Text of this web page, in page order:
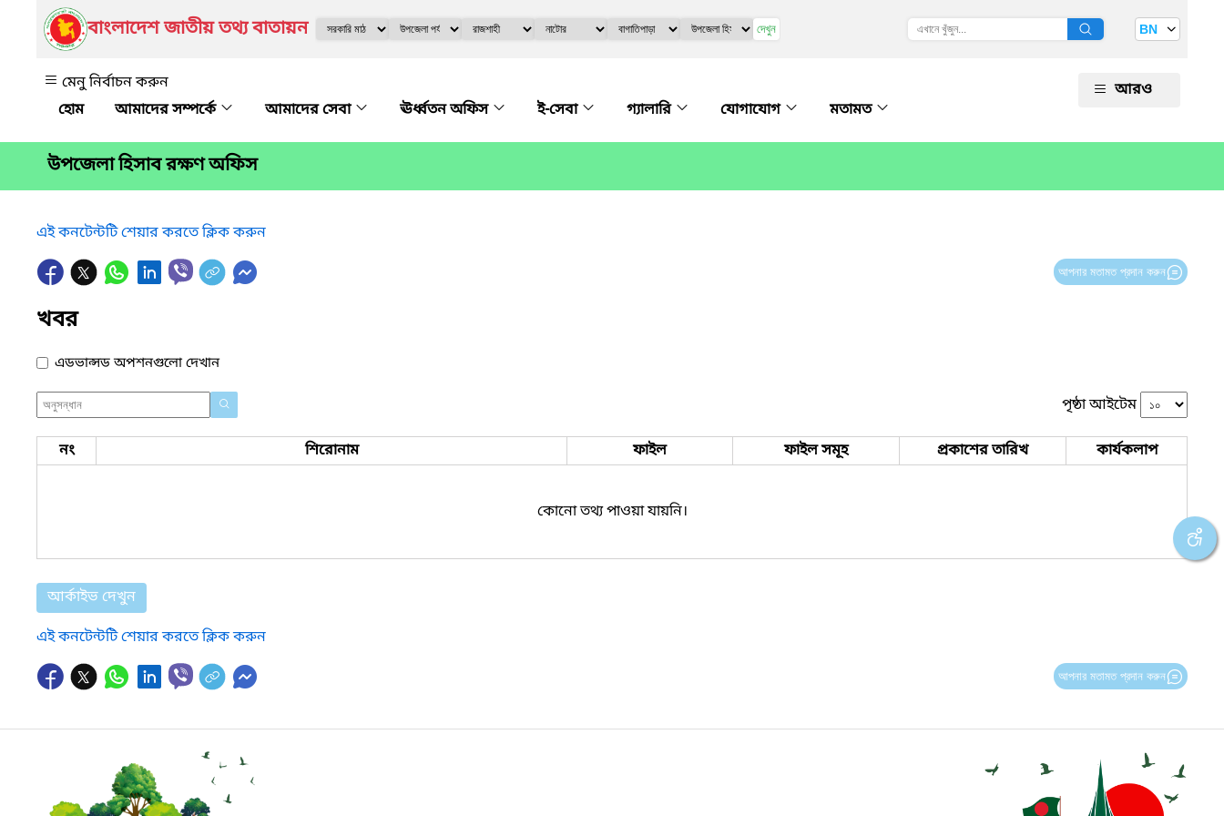
বাংলাদেশ জাতীয় তথ্য বাতায়ন দেখুন BN
মেনু নির্বাচন করুন
আমাদের সম্পর্কে
আমাদের সেবা ঊর্ধ্বতন অফিস ই-সেবা গ্যালারি যোগাযোগ মতামত
আরও
উপজেলা হিসাব রক্ষণ অফিস
এই কনটেন্টটি শেয়ার করতে ক্লিক করুন
আপনার মতামত প্রদান করুন
খবর
এডভান্সড অপশনগুলো দেখান
পৃষ্ঠা আইটেম
নং শিরোনাম ফাইল ফাইল সমূহ প্রকাশের তারিখ কার্যকলাপ
কোনো তথ্য পাওয়া যায়নি।
আর্কাইভ দেখুন
এই কনটেন্টটি শেয়ার করতে ক্লিক করুন
আপনার মতামত প্রদান করুন